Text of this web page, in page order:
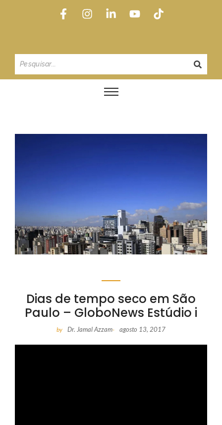
Dias de tempo seco em São
Paulo – GloboNews Estúdio i
by Dr. Jamal Azzam- agosto 13, 2017